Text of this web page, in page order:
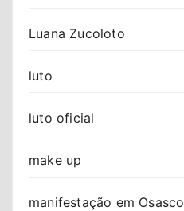
Luana Zucoloto
luto
luto oficial
make up
manifestação em Osasco